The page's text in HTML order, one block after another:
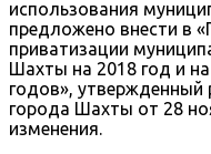
использования
предложено внести в
приватизации
Шахты на 2018 год и
годов»,
города Шахты от 28
изменения.